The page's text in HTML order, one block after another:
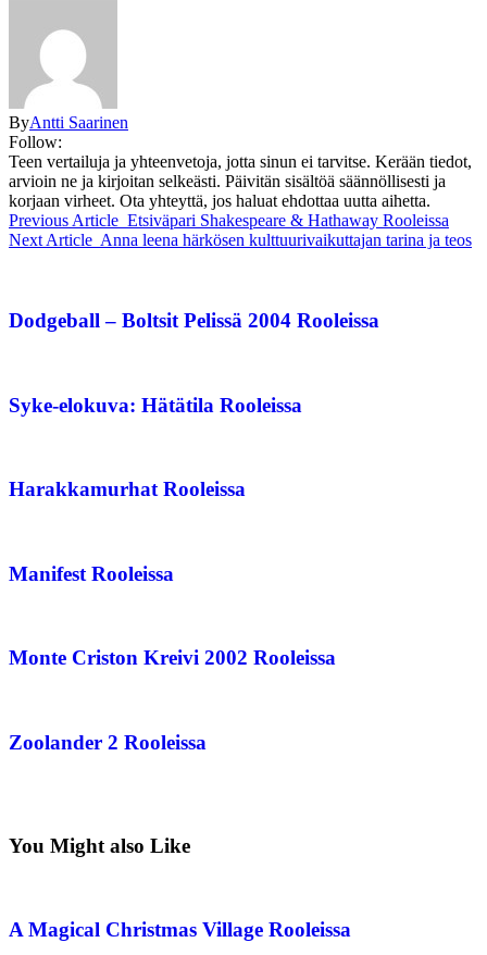
ByAntti Saarinen
Follow:
Teen vertailuja ja yhteenvetoja, jotta sinun ei tarvitse. Kerään tiedot,
arvioin ne ja kirjoitan selkeästi. Päivitän sisältöä säännöllisesti ja
korjaan virheet. Ota yhteyttä, jos haluat ehdottaa uutta aihetta.
Previous Article Etsiväpari Shakespeare & Hathaway Rooleissa
Next Article Anna leena härkösen kulttuurivaikuttajan tarina ja teos
Dodgeball – Boltsit Pelissä 2004 Rooleissa
Syke-elokuva: Hätätila Rooleissa
Harakkamurhat Rooleissa
Manifest Rooleissa
Monte Criston Kreivi 2002 Rooleissa
Zoolander 2 Rooleissa
You Might also Like
A Magical Christmas Village Rooleissa